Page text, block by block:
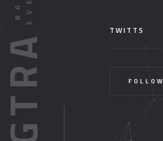
TWITTS
FOLLOW